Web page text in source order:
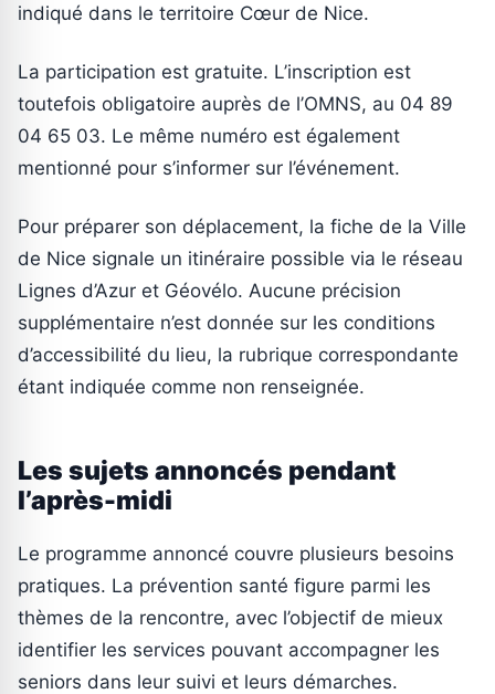
indiqué dans le territoire Cœur de Nice.
La participation est gratuite. L’inscription est
toutefois obligatoire auprès de l’OMNS, au 04 89
04 65 03. Le même numéro est également
mentionné pour s’informer sur l’événement.
Pour préparer son déplacement, la fiche de la Ville
de Nice signale un itinéraire possible via le réseau
Lignes d’Azur et Géovélo. Aucune précision
supplémentaire n’est donnée sur les conditions
d’accessibilité du lieu, la rubrique correspondante
étant indiquée comme non renseignée.
Les sujets annoncés pendant
l’après-midi
Le programme annoncé couvre plusieurs besoins
pratiques. La prévention santé figure parmi les
thèmes de la rencontre, avec l’objectif de mieux
identifier les services pouvant accompagner les
seniors dans leur suivi et leurs démarches.